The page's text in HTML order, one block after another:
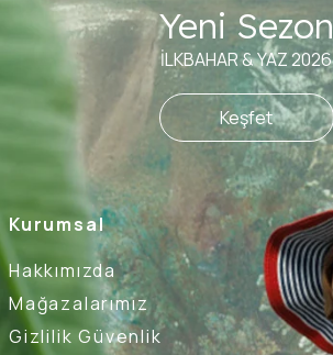
Kurumsal
Hakkımızda
Mağazalarımız
Gizlilik Güvenlik
Yeni Sezon
İLKBAHAR & YAZ 2026
Keşfet